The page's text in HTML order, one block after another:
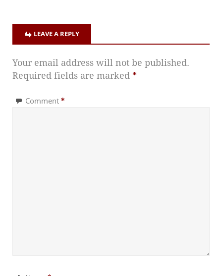
LEAVE A REPLY
Your email address will not be published.
Required fields are marked *
Comment *